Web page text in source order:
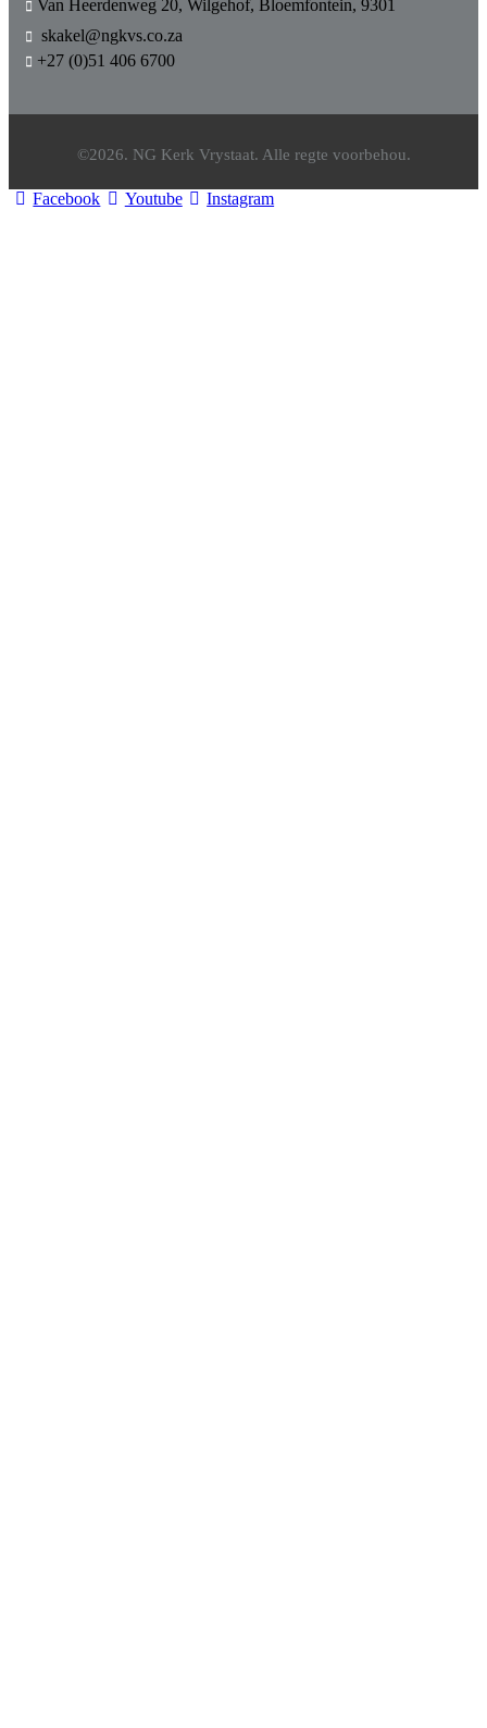
Van Heerdenweg 20, Wilgehof, Bloemfontein, 9301
skakel@ngkvs.co.za
+27 (0)51 406 6700
©2026. NG Kerk Vrystaat. Alle regte voorbehou.
Facebook Youtube Instagram